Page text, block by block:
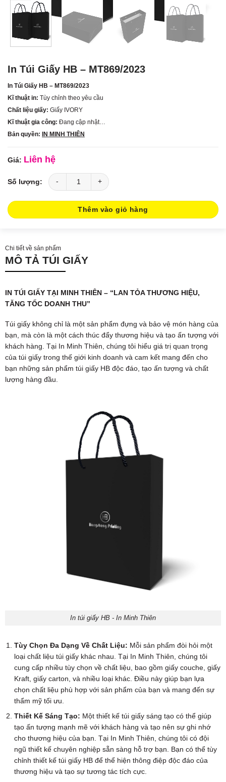
In Túi Giấy HB – MT869/2023
In Túi Giấy HB – MT869/2023
Kĩ thuật in: Tùy chỉnh theo yêu cầu
Chất liệu giấy: Giấy IVORY
Kĩ thuật gia công: Đang cập nhật…
Bản quyền: IN MINH THIÊN
Liên hệ
In Túi Giấy HB – MT869/2023 số lượng
Thêm vào giỏ hàng
Chi tiết về sản phẩm
MÔ TẢ TÚI GIẤY
IN TÚI GIẤY TẠI MINH THIÊN – “LAN TỎA THƯƠNG HIỆU,
TĂNG TỐC DOANH THU”
Túi giấy không chỉ là một sản phẩm đựng và bảo vệ món hàng của
bạn, mà còn là một cách thúc đẩy thương hiệu và tạo ấn tượng với
khách hàng. Tại In Minh Thiên, chúng tôi hiểu giá trị quan trọng
của túi giấy trong thế giới kinh doanh và cam kết mang đến cho
bạn những sản phẩm túi giấy HB độc đáo, tạo ấn tượng và chất
lượng hàng đầu.
In túi giấy HB - In Minh Thiên
Tùy Chọn Đa Dạng Về Chất Liệu: Mỗi sản phẩm đòi hỏi một
loại chất liệu túi giấy khác nhau. Tại In Minh Thiên, chúng tôi
cung cấp nhiều tùy chọn về chất liệu, bao gồm giấy couche, giấy
Kraft, giấy carton, và nhiều loại khác. Điều này giúp bạn lựa
chọn chất liệu phù hợp với sản phẩm của bạn và mang đến sự
thẩm mỹ tối ưu.
Thiết Kế Sáng Tạo: Một thiết kế túi giấy sáng tạo có thể giúp
tạo ấn tượng mạnh mẽ với khách hàng và tạo nên sự ghi nhớ
cho thương hiệu của bạn. Tại In Minh Thiên, chúng tôi có đội
ngũ thiết kế chuyên nghiệp sẵn sàng hỗ trợ bạn. Bạn có thể tùy
chỉnh thiết kế túi giấy HB để thể hiện thông điệp độc đáo của
thương hiệu và tạo sự tương tác tích cực.